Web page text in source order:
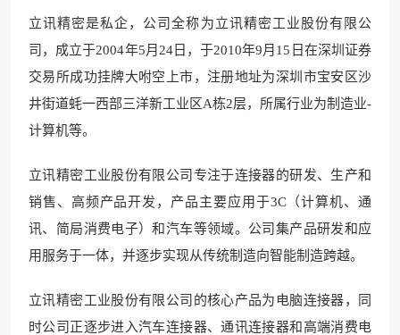
立讯精密是私企，公司全称为立讯精密工业股份有 限公
司，成立于2004年5月 24日，于2010年9月15日在深圳证券
交易所成功挂牌大咐空上市，注册地址为深圳市宝安区沙
井街道蚝一西部三洋新工业区A栋2层，所属行业为制造业-
计算机等。
立讯精密工业股份有限公司专注于连接器的研发、生产和
销售、高频产品开发，产品主要应用于3C（计算机、通
讯、简局消费电子）和汽车等领域。公司集产品研发和应
用服务于一体，并逐步实现从传统制造向智能制造跨越。
立讯精密工业股份有限公司的核心产品为电脑连接器，同
时公司正逐步进入汽车连接器、通讯连接器和高端消费电